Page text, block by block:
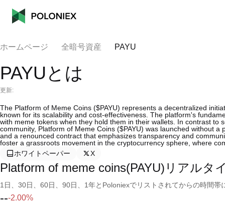
ホームページ 全暗号資産 PAYU
PAYUとは
更新:
The Platform of Meme Coins ($PAYU) represents a decentralized
known for its scalability and cost-effectiveness. The platform's
with meme tokens when they hold them in their wallets. In contrast
community, Platform of Meme Coins ($PAYU) was launched without
and a renounced contract that emphasizes transparency and
foster a grassroots movement in the cryptocurrency sphere, where
ホワイトペーパー
X
Platform of meme coins(PAYU)リアルタ
1日、30日、60日、90日、1年とPoloniexでリストされてからの時間
---2.00%